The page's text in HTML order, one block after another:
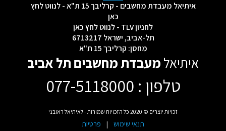
איתיאל מעבדת מחשבים - קרליבך 15 ת"א - לנווט לחץ
כאן
לחניון TLV - לנווט לחץ כאן
תל-אביב, ישראל 6713217
מחסן: קרליבך 15 ת"א
איתיאלמעבדת מחשבים תל אביב
טלפון : 077-5118000
זכויות יוצרים © 2020 כל הזכויות שמורות - לאיתיאל ראובני
תנאי שימוש | פרטיות